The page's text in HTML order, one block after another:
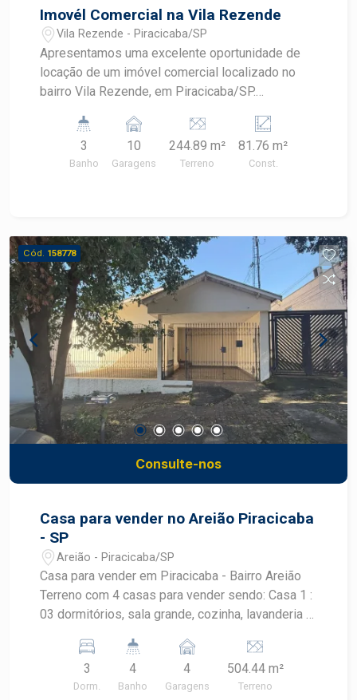
Imovél Comercial na Vila Rezende
Vila Rezende - Piracicaba/SP
Apresentamos uma excelente oportunidade de
locação de um imóvel comercial localizado no
bairro Vila Rezende, em Piracicaba/SP.
adaptada para diferentes tipos de negócios. - 10
garagens, proporcionando conforto e praticidade
para você e seus clientes. - Localização
da região e às oportunidades de
desenvolvimento. Este imóvel é perfeito para
empresas que buscam um espaço funcional e
bem localizado, ideal para escritórios, lojas,
consultórios ou qualquer atividade comercial que
exija um bom fluxo de pessoas. Valor da
Locação: Consulte-nos para mais informações
sobre preços e condições de locação. Não perca
essa oportunidade de alavancar o seu negócio
em um dos melhores bairros de Piracicaba! Para
agendar uma visita ou obter mais informações,
3
Banho
10
Garagens
244.89 m²
Terreno
81.76 m²
Const.
Cód. 158778
Consulte-nos
Casa para vender no Areião Piracicaba
- SP
Areião - Piracicaba/SP
Casa para vender em Piracicaba - Bairro Areião
Terreno com 4 casas para vender sendo: Casa 1 :
03 dormitórios, sala grande, cozinha, lavanderia e
dormitórios, cozinha, banheiro e lavanderia e
quintal Casa 3: sala, 1 dormitório, cozinha,
banheiro e lavanderia Casa 4: sala, 1 dormitório,
3
Dorm.
4
Banho
4
Garagens
504.44 m²
Terreno